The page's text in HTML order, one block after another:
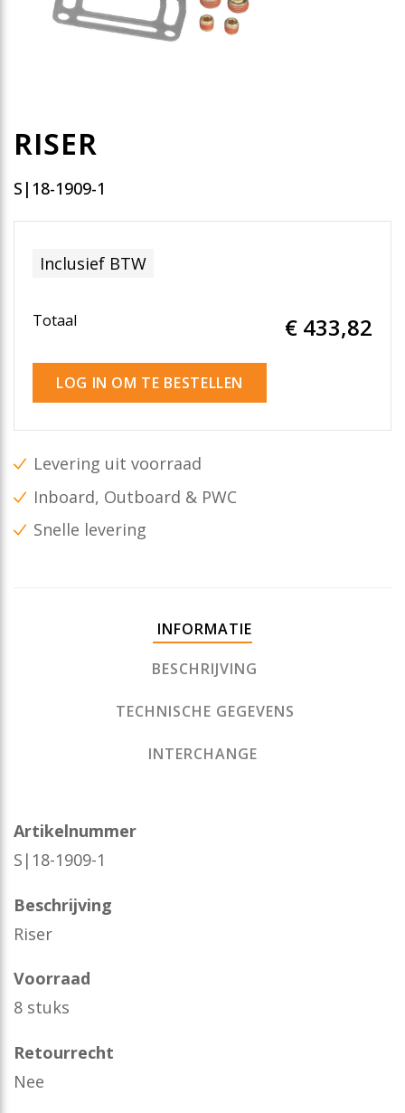
RISER
S|18-1909-1
Inclusief BTW
Totaal € 433,82
LOG IN OM TE BESTELLEN
Levering uit voorraad
Inboard, Outboard & PWC
Snelle levering
INFORMATIE
BESCHRIJVING
TECHNISCHE GEGEVENS
INTERCHANGE
Artikelnummer
S|18-1909-1
Beschrijving
Riser
Voorraad
8 stuks
Retourrecht
Nee